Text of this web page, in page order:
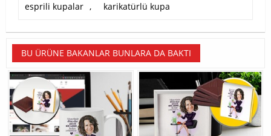
esprili kupalar , karikatürlü kupa
BU ÜRÜNE BAKANLAR BUNLARA DA BAKTI